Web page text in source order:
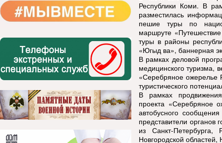
Республики Коми. В
разместилась
пешие туры по
маршруте
туры в районы
«Югыд ва», баннерная
В рамках деловой
медицинского туризма,
«Серебряное ожерелье
туристического
В рамках продвижения
проекта «Серебряное
автобусного
представители органов
из Санкт-Петербурга,
Новгородской